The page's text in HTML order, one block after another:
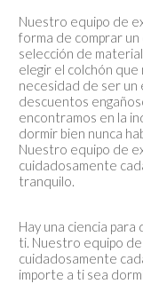
d
o
d
e
s
p
g
a
b
Nuestro equipo de
forma de comprar
selección de
elegir el colchón que
necesidad de ser
descuentos
encontramos en la
dormir bien nunca
Nuestro equipo de
cuidadosamente
tranquilo.
Hay una ciencia
ti. Nuestro equipo
cuidadosamente
importe a ti sea